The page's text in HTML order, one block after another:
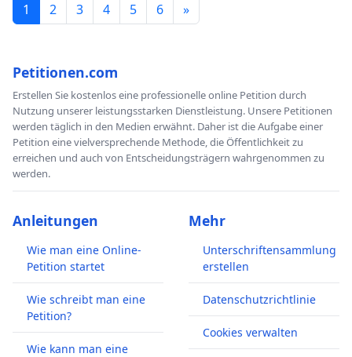
1 2 3 4 5 6 »
Petitionen.com
Erstellen Sie kostenlos eine professionelle online Petition durch
Nutzung unserer leistungsstarken Dienstleistung. Unsere Petitionen
werden täglich in den Medien erwähnt. Daher ist die Aufgabe einer
Petition eine vielversprechende Methode, die Öffentlichkeit zu
erreichen und auch von Entscheidungsträgern wahrgenommen zu
werden.
Anleitungen
Wie man eine Online-
Petition startet
Wie schreibt man eine
Petition?
Wie kann man eine
Mehr
Unterschriftensammlung
erstellen
Datenschutzrichtlinie
Cookies verwalten